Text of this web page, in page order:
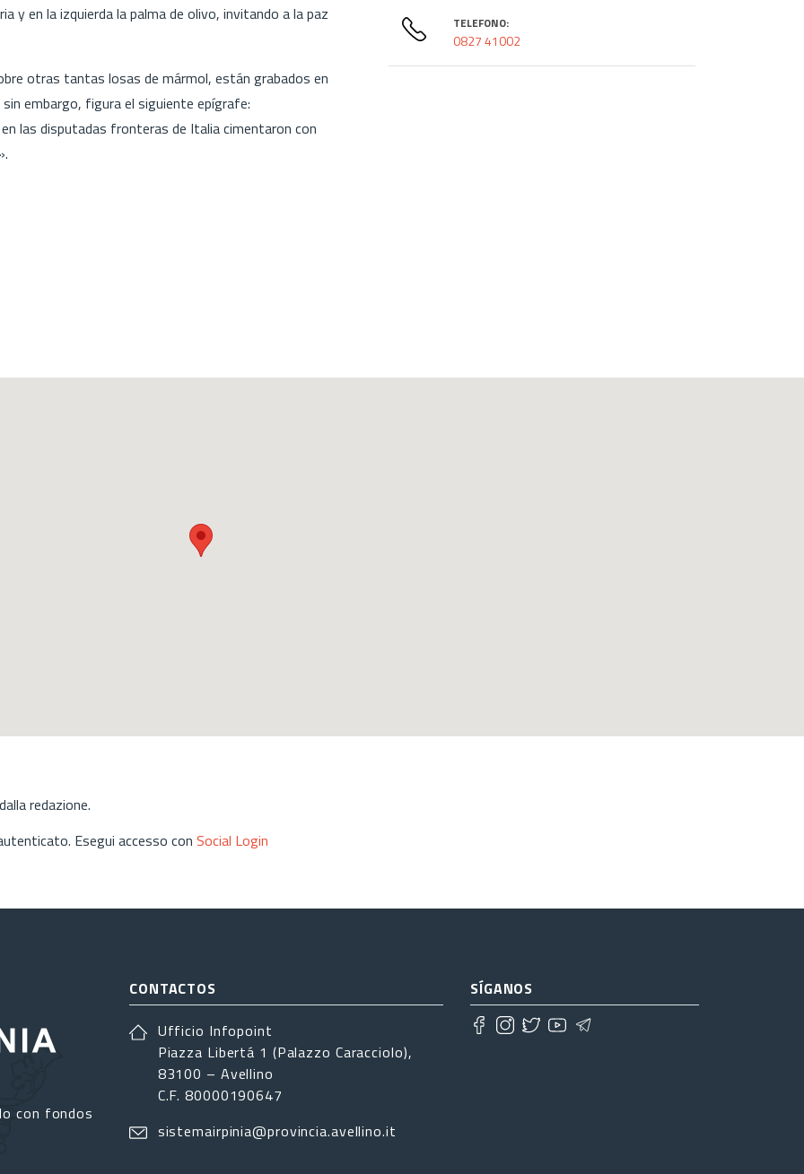
y en la izquierda la palma de olivo, invitando a la paz
otras tantas losas de mármol, están grabados en
embargo, figura el siguiente epígrafe:
las disputadas fronteras de Italia cimentaron con
TELEFONO:
0827 41002
redazione.
Esegui accesso con Social Login
con fondos
CONTACTOS
Ufficio Infopoint
Piazza Libertá 1 (Palazzo Caracciolo),
83100 – Avellino
C.F. 80000190647
sistemairpinia@provincia.avellino.it
SÍGANOS